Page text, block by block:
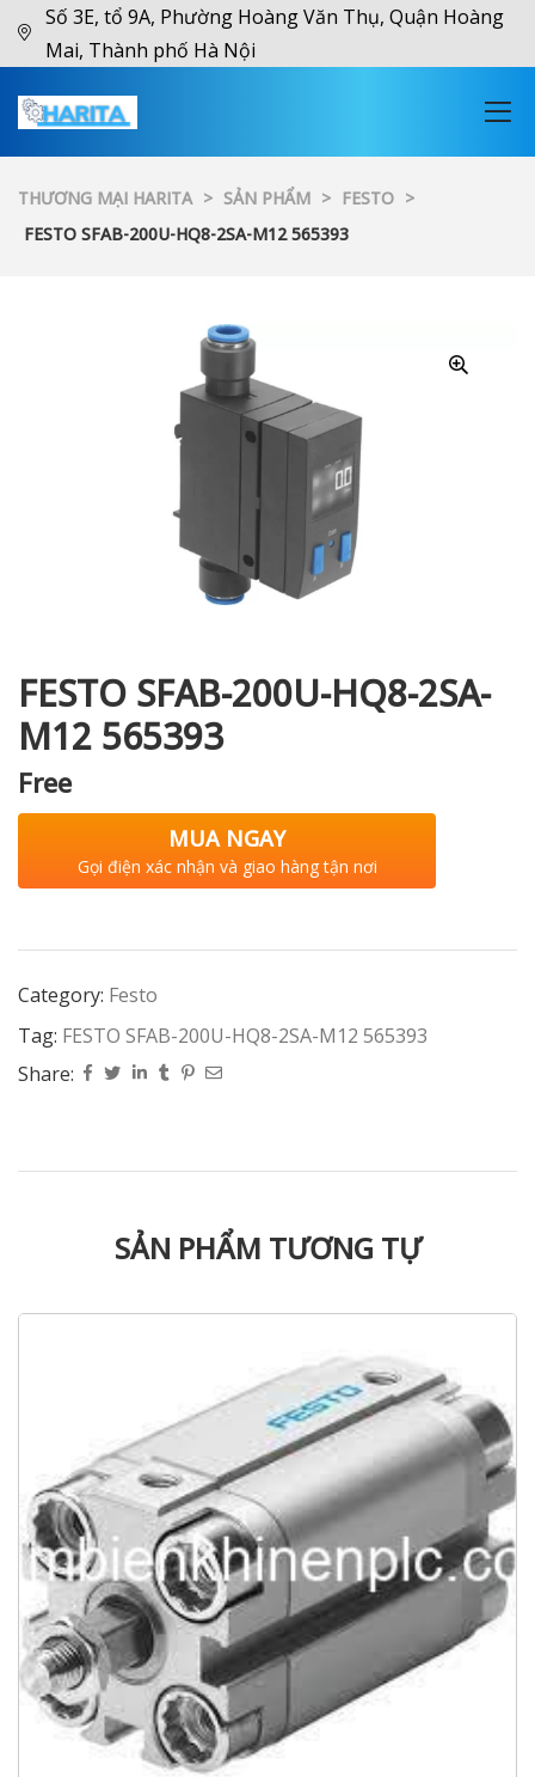
Số 3E, tổ 9A, Phường Hoàng Văn Thụ, Quận Hoàng
Mai, Thành phố Hà Nội
THƯƠNG MẠI HARITA > SẢN PHẨM > FESTO >
FESTO SFAB-200U-HQ8-2SA-M12 565393
FESTO SFAB-200U-HQ8-2SA-
M12 565393
Free
MUA NGAY
Gọi điện xác nhận và giao hàng tận nơi
Category: Festo
Tag: FESTO SFAB-200U-HQ8-2SA-M12 565393
Share:
SẢN PHẨM TƯƠNG TỰ